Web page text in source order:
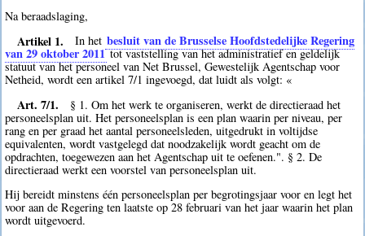
Na beraadslaging,
Artikel 1. In het besluit van de Brusselse Hoofdstedelijke Regering
van 29 oktober 2011tot vaststelling van het administratief en geldelijk
statuut van het personeel van Net Brussel, Gewestelijk Agentschap voor
Netheid, wordt een artikel 7/1 ingevoegd, dat luidt als volgt: «
Art. 7/1.
§ 1. Om het werk te organiseren, werkt de directieraad het
personeelsplan uit. Het personeelsplan is een plan waarin per niveau, per
rang en per graad het aantal personeelsleden, uitgedrukt in voltijdse
equivalenten, wordt vastgelegd dat noodzakelijk wordt geacht om de
opdrachten, toegewezen aan het Agentschap uit te oefenen.". § 2. De
directieraad werkt een voorstel van personeelsplan uit.
Hij bereidt minstens één personeelsplan per begrotingsjaar voor en legt het
voor aan de Regering ten laatste op 28 februari van het jaar waarin het plan
wordt uitgevoerd.